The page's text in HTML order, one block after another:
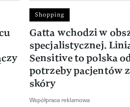
Shopping
Gatta wchodzi w
specjalistycznej.
Sensitive to polska
potrzeby pacjentów
skóry
Współpraca reklamowa